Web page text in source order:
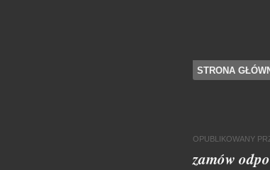
SKOCZ DO
STRONA
OPUBLIKOWANY
zamów